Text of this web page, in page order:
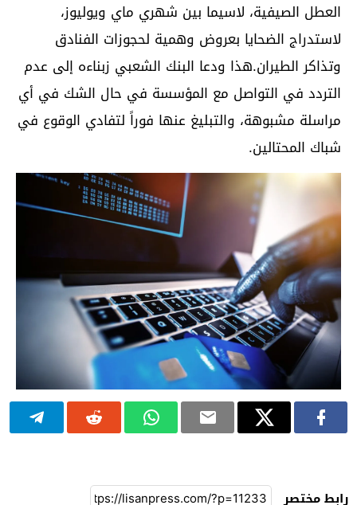
العطل الصيفية، لاسيما بين شهري ماي ويوليوز،
لاستدراج الضحايا بعروض وهمية لحجوزات الفنادق
وتذاكر الطيران.هذا ودعا البنك الشعبي زبناءه إلى عدم
التردد في التواصل مع المؤسسة في حال الشك في أي
مراسلة مشبوهة، والتبليغ عنها فوراً لتفادي الوقوع في
شباك المحتالين.
رابط مختصر